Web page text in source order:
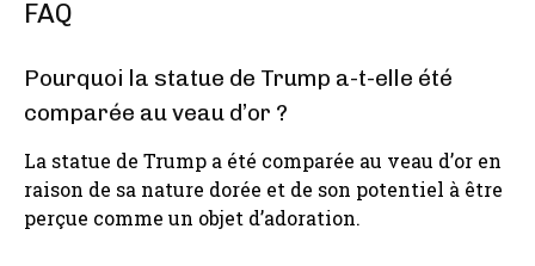
FAQ
Pourquoi la statue de Trump a-t-elle été
comparée au veau d’or ?
La statue de Trump a été comparée au veau d’or en
raison de sa nature dorée et de son potentiel à être
perçue comme un objet d’adoration.